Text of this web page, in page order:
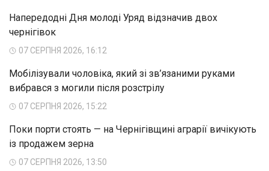
Напередодні Дня молоді Уряд відзначив двох
чернігівок
07 СЕРПНЯ 2026, 16:12
Мобілізували чоловіка, який зі зв’язаними руками
вибрався з могили після розстрілу
07 СЕРПНЯ 2026, 15:22
Поки порти стоять — на Чернігівщині аграрії вичікують
із продажем зерна
07 СЕРПНЯ 2026, 13:50